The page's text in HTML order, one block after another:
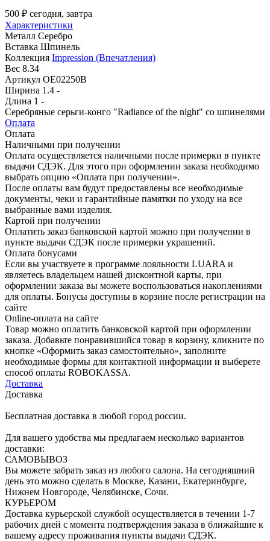
500 ₽ сегодня, завтра
Характеристики
Металл Серебро
Вставка Шпинель
Коллекция Impression (Впечатления)
Вес 8.34
Артикул OE02250B
Ширина 1.4 -
Длина 1 -
Серебряные серьги-конго "Radiance of the night" со шпинелями
Оплата
Оплата
Наличными при получении
Оплата осуществляется наличными после примерки в пункте
выдачи СДЭК. Для этого при оформлении заказа необходимо
выбрать опцию «Оплата при получении».
После оплаты вам будут предоставлены все необходимые
документы, чеки и гарантийные памятки по уходу на все
выбранные вами изделия.
Картой при получении
Оплатить заказ банковской картой можно при получении в
пункте выдачи СДЭК после примерки украшений.
Оплата бонусами
Если вы участвуете в программе лояльности LUARA и
являетесь владельцем нашей дисконтной карты, при
оформлении заказа вы можете воспользоваться накоплениями
для оплаты. Бонусы доступны в корзине после регистрации на
сайте
Online-оплата на сайте
Товар можно оплатить банковской картой при оформлении
заказа. Добавьте понравившийся товар в корзину, кликните по
кнопке «Оформить заказ самостоятельно», заполните
необходимые формы для контактной информации и выберете
способ оплаты ROBOKASSA.
Доставка
Доставка
Бесплатная доставка в любой город россии.
Для вашего удобства мы предлагаем несколько вариантов
доставки:
САМОВЫВОЗ
Вы можете забрать заказ из любого салона. На сегодняшний
день это можно сделать в Москве, Казани, Екатеринбурге,
Нижнем Новгороде, Челябинске, Сочи.
КУРЬЕРОМ
Доставка курьерской службой осуществляется в течении 1-7
рабочих дней с момента подтверждения заказа в ближайшие к
вашему адресу проживания пункты выдачи СДЭК.